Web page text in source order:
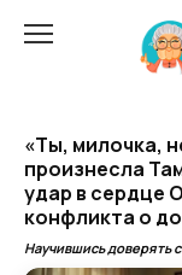
«Ты, милочка,
произнесла
удар в сердце
конфликта о
Научившись доверять